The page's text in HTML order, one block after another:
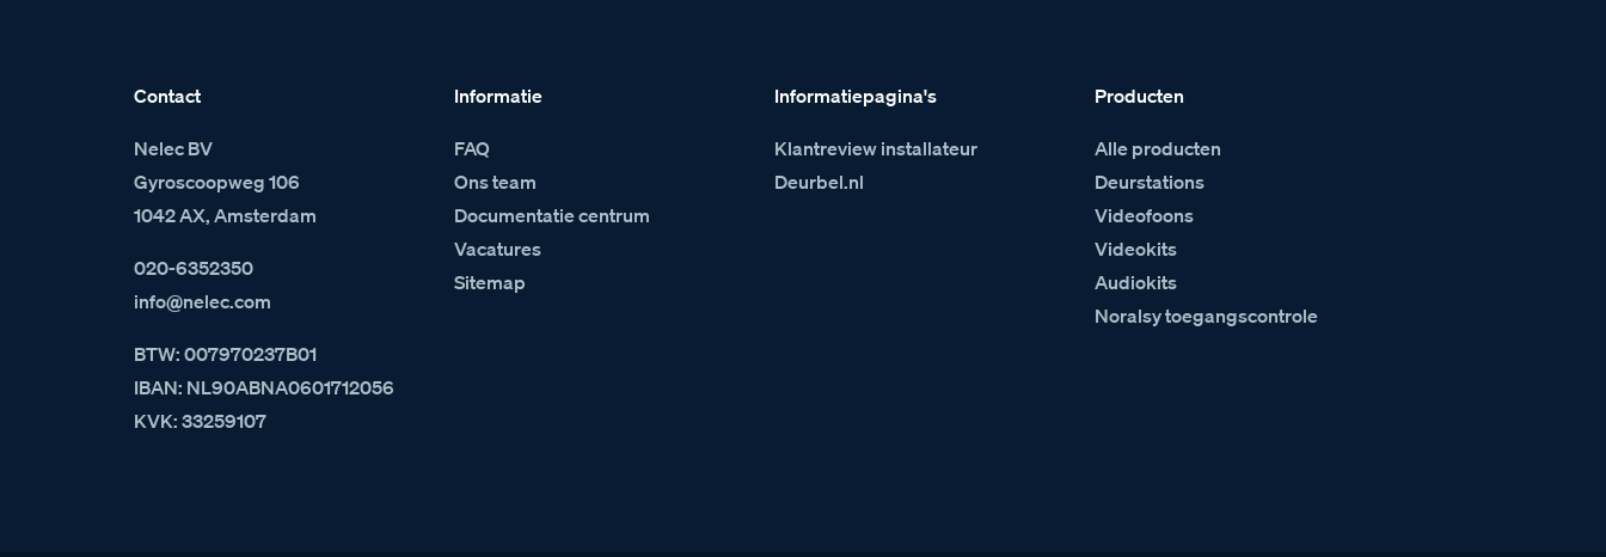
Contact
Nelec BV
Gyroscoopweg 106
1042 AX, Amsterdam
020-6352350
info@nelec.com
BTW: 007970237B01
IBAN: NL90ABNA0601712056
KVK: 33259107
Informatie
FAQ
Ons team
Documentatie centrum
Vacatures
Sitemap
Informatiepagina's
Klantreview installateur
Deurbel.nl
Producten
Alle producten
Deurstations
Videofoons
Videokits
Audiokits
Noralsy toegangscontrole